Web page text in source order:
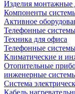
Изделия
Компоненты
Активное
Телефонные
Техника для офиса
Телефонные
Климатические и
Отопительные
инженерные
Система
Кабель